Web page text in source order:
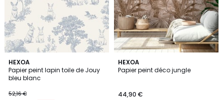
HEXOA
Papier peint lapin toile de Jouy
bleu blanc
52,16 €
HEXOA
Papier peint déco jungle
44,90 €